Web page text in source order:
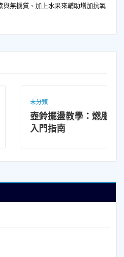
無機質、加上水果來輔助增加抗氧
脂增肌、鍛鍊核心肌群的